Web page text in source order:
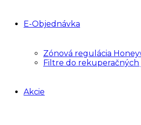
E-Objednávka
Zónová regulácia
Filtre do
Akcie